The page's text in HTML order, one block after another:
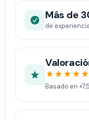
Más de
de
Basado en